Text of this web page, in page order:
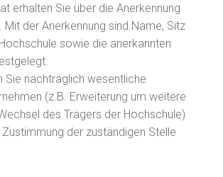
erhalten Sie über die Anerkennung
Mit der Anerkennung sind Name, Sitz
sowie die anerkannten
Sie nachträglich wesentliche
(z.B. Erweiterung um weitere
des Trägers der Hochschule)
der zuständigen Stelle